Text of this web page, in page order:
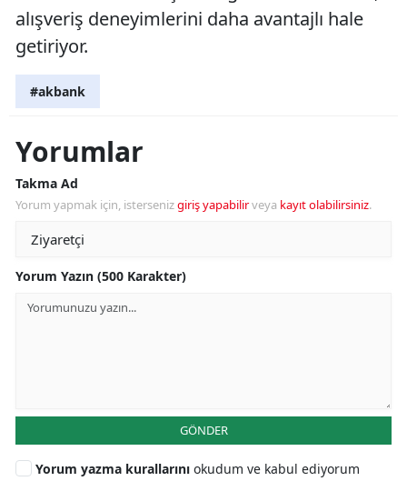
alışveriş deneyimlerini daha avantajlı hale
getiriyor.
#akbank
Yorumlar
Takma Ad
Yorum yapmak için, istersenizgiriş yapabilirveya kayıt olabilirsiniz.
Yorum Yazın (500 Karakter)
GÖNDER
Yorum yazma kurallarını okudum ve kabul ediyorum